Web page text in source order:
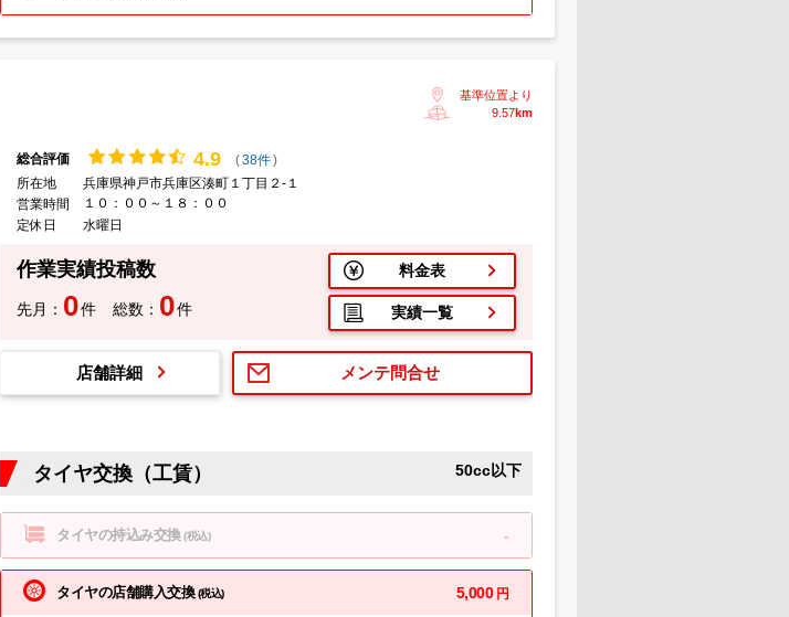
基準位置より
9.57km
総合評価 4.9 (38件)
所在地
兵庫県神戸市兵庫区湊町１丁目２-１
営業時間
１０：００～１８：００
定休日
水曜日
作業実績投稿数
先月： 0件 総数： 0件
料金表
実績一覧
メンテ問合せ
店舗詳細
タイヤ交換（工賃） 50cc以下
タイヤの持込み交換(税込) -
タイヤの店舗購入交換(税込) 5,000 円